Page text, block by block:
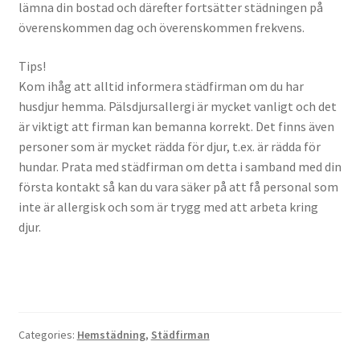
lämna din bostad och därefter fortsätter städningen på
överenskommen dag och överenskommen frekvens.
Tips!
Kom ihåg att alltid informera städfirman om du har
husdjur hemma. Pälsdjursallergi är mycket vanligt och det
är viktigt att firman kan bemanna korrekt. Det finns även
personer som är mycket rädda för djur, t.ex. är rädda för
hundar. Prata med städfirman om detta i samband med din
första kontakt så kan du vara säker på att få personal som
inte är allergisk och som är trygg med att arbeta kring
djur.
Categories: Hemstädning, Städfirman